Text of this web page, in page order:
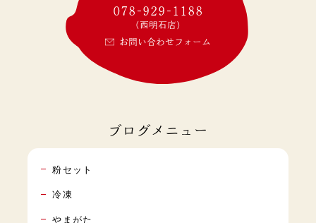
078-929-1188
(西明石店)
お問い合わせフォーム
ブログメニュー
粉セット
冷凍
やまがた